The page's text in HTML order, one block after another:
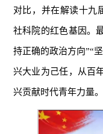
对比，并在解读十九
社科院的红色基因。
持正确的政治方向”“
兴大业为己任，从百
兴贡献时代青年力量。